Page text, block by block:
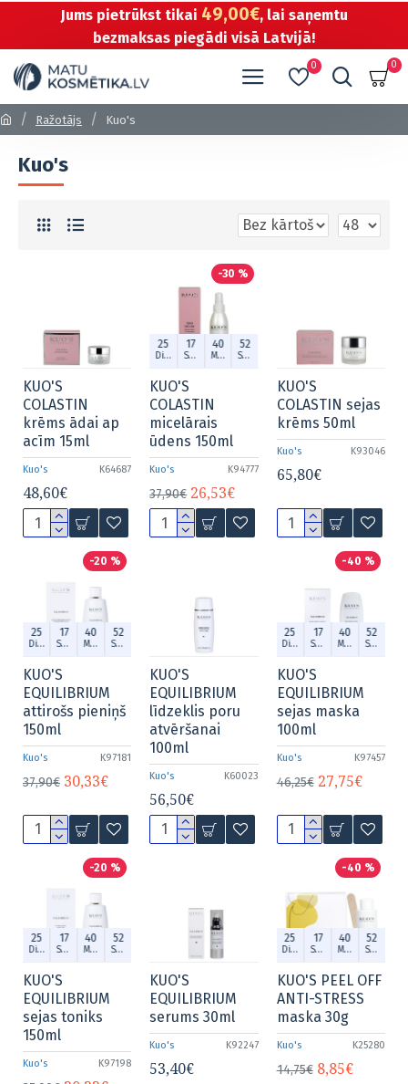
Jums pietrūkst tikai 49,00€, lai saņemtu
bezmaksas piegādi visā Latvijā!
0 0
Ražotājs Kuo's
Kuo's
Kuo's K64687
KUO'S
COLASTIN
krēms ādai ap
acīm 15ml
48,60€
-30 %
25
Dien.
17
Stund.
40
Min.
52
Sek.
Kuo's K94777
KUO'S
COLASTIN
micelārais
ūdens 150ml
37,90€ 26,53€
Kuo's K93046
KUO'S
COLASTIN sejas
krēms 50ml
65,80€
-20 %
25
Dien.
17
Stund.
40
Min.
52
Sek.
Kuo's K97181
KUO'S
EQUILIBRIUM
attirošs pieniņš
150ml
37,90€ 30,33€ Kuo's K60023
KUO'S
EQUILIBRIUM
līdzeklis poru
atvēršanai
100ml
56,50€
-40 %
25
Dien.
17
Stund.
40
Min.
52
Sek.
Kuo's K97457
KUO'S
EQUILIBRIUM
sejas maska
100ml
46,25€ 27,75€
-20 %
25
Dien.
17
Stund.
40
Min.
52
Sek.
Kuo's K97198
KUO'S
EQUILIBRIUM
sejas toniks
150ml
Kuo's K92247
KUO'S
EQUILIBRIUM
serums 30ml
53,40€
-40 %
25
Dien.
17
Stund.
40
Min.
52
Sek.
Kuo's K25280
KUO'S PEEL OFF
ANTI-STRESS
maska 30g
14,75€ 8,85€